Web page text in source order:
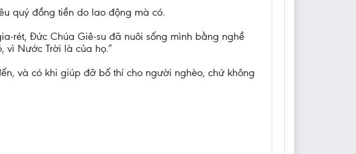
quý đồng tiền do lao động mà có.
rét, Đức Chúa Giê-su đã nuôi sống mình bằng nghề
vì Nước Trời là của họ.”
và có khi giúp đỡ bố thí cho người nghèo, chứ không